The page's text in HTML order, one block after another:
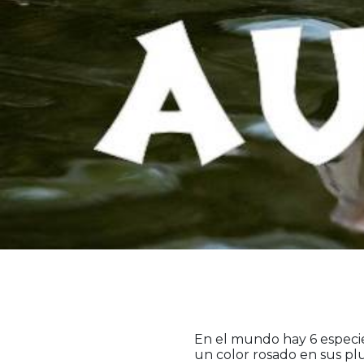
Lorem
Etiam
¡EN
¿TE
Y EN
En el mundo hay 6
un color rosado en sus